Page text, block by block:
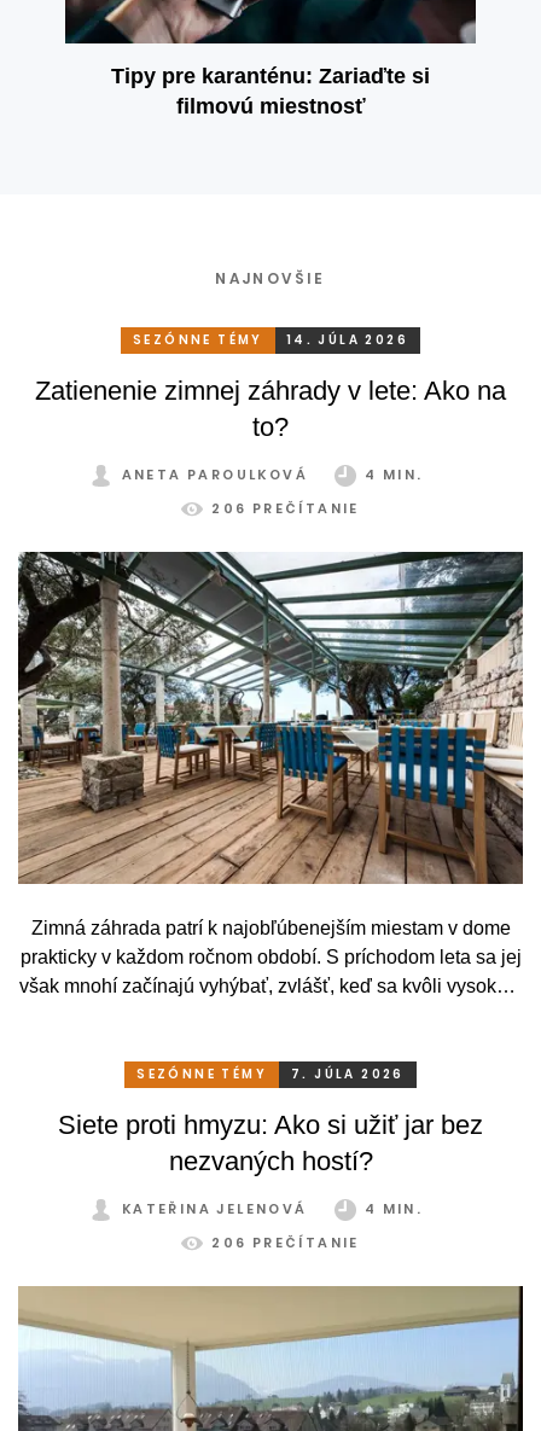
Tipy pre karanténu: Zariaďte si
filmovú miestnosť
NAJNOVŠIE
SEZÓNNE TÉMY 14. JÚLA 2026
Zatienenie zimnej záhrady v lete: Ako na
to?
ANETA PAROULKOVÁ
4 MIN.
206 PREČÍTANIE
Zimná záhrada patrí k najobľúbenejším miestam v dome
prakticky v každom ročnom období. S príchodom leta sa jej
však mnohí začínajú vyhýbať, zvlášť, keď sa kvôli vysokým
stačí relatívne málo. So správnym, praktickým a šikovným
pohodlne a bez obmedzení po celý rok.
SEZÓNNE TÉMY 7. JÚLA 2026
Siete proti hmyzu: Ako si užiť jar bez
nezvaných hostí?
KATEŘINA JELENOVÁ
4 MIN.
206 PREČÍTANIE